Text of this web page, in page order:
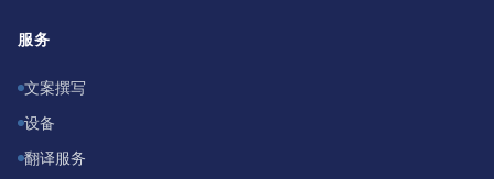
服务
文案撰写
设备
翻译服务